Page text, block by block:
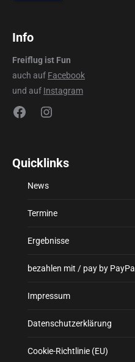
Info
Freiflug ist Fun
auch auf Facebook
und auf Instagram
FacebookInstagram
Quicklinks
News
Termine
Ergebnisse
bezahlen mit / pay by PayPal
Impressum
Datenschutzerklärung
Cookie-Richtlinie (EU)